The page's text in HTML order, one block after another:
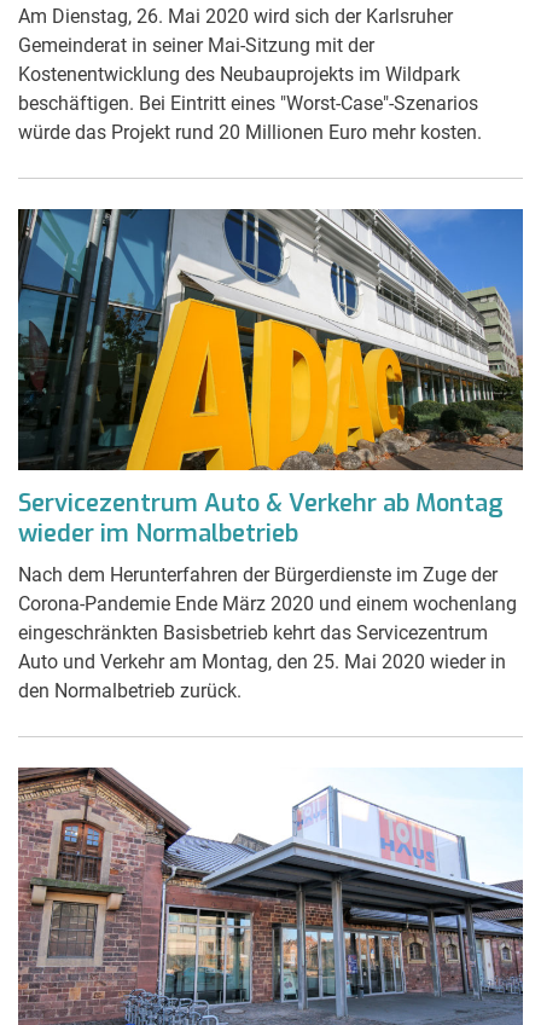
Am Dienstag, 26. Mai 2020 wird sich der Karlsruher
Gemeinderat in seiner Mai-Sitzung mit der
Kostenentwicklung des Neubauprojekts im Wildpark
beschäftigen. Bei Eintritt eines "Worst-Case"-Szenarios
würde das Projekt rund 20 Millionen Euro mehr kosten.
Servicezentrum Auto & Verkehr ab Montag
wieder im Normalbetrieb
Nach dem Herunterfahren der Bürgerdienste im Zuge der
Corona-Pandemie Ende März 2020 und einem wochenlang
eingeschränkten Basisbetrieb kehrt das Servicezentrum
Auto und Verkehr am Montag, den 25. Mai 2020 wieder in
den Normalbetrieb zurück.